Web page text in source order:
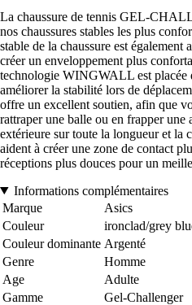
La chaussure de tennis GEL-
nos chaussures stables les plus
stable de la chaussure est également
créer un enveloppement plus
technologie WINGWALL est placée
améliorer la stabilité lors de
offre un excellent soutien, afin que
rattraper une balle ou en frapper
extérieure sur toute la longueur et la
aident à créer une zone de contact
réceptions plus douces pour un
Informations complémentaires
Marque
Asics
Couleur
ironclad/grey
Couleur dominante Argenté
Genre
Homme
Age
Adulte
Gamme
Gel-Challenger